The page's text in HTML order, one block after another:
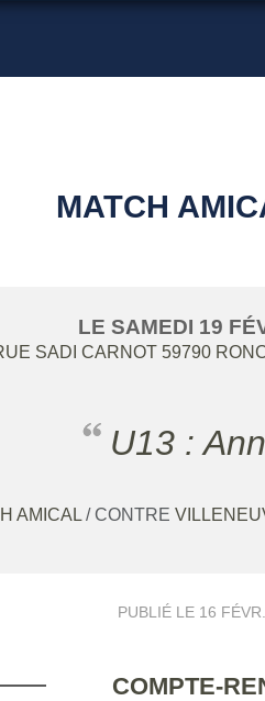
MATCH
LE SAMEDI 19
SADI CARNOT 59790
U13 :
AMICAL / CONTRE
PUBLIÉ LE 16
COMPTE-